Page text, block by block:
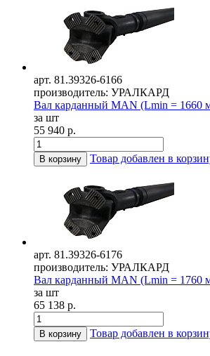
арт. 81.39326-6166
производитель: УРАЛКАРД
Вал карданный MAN (Lmin = 1660
за шт
55 940 р.
В корзину Товар добавлен в
арт. 81.39326-6176
производитель: УРАЛКАРД
Вал карданный MAN (Lmin = 1760
за шт
65 138 р.
В корзину Товар добавлен в